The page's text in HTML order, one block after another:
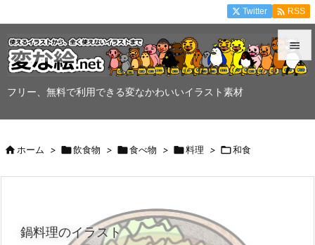
フリー、無料で利用できる変なかわいいイラスト素材


Twitter  RSS
ホーム > 飲食物 > 食べ物 > 料理 > 和食
鍋料理のイラスト